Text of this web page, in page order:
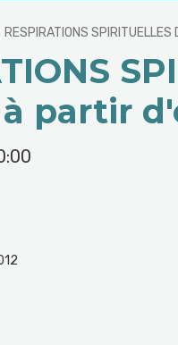
RESPIRATIONS
à partir